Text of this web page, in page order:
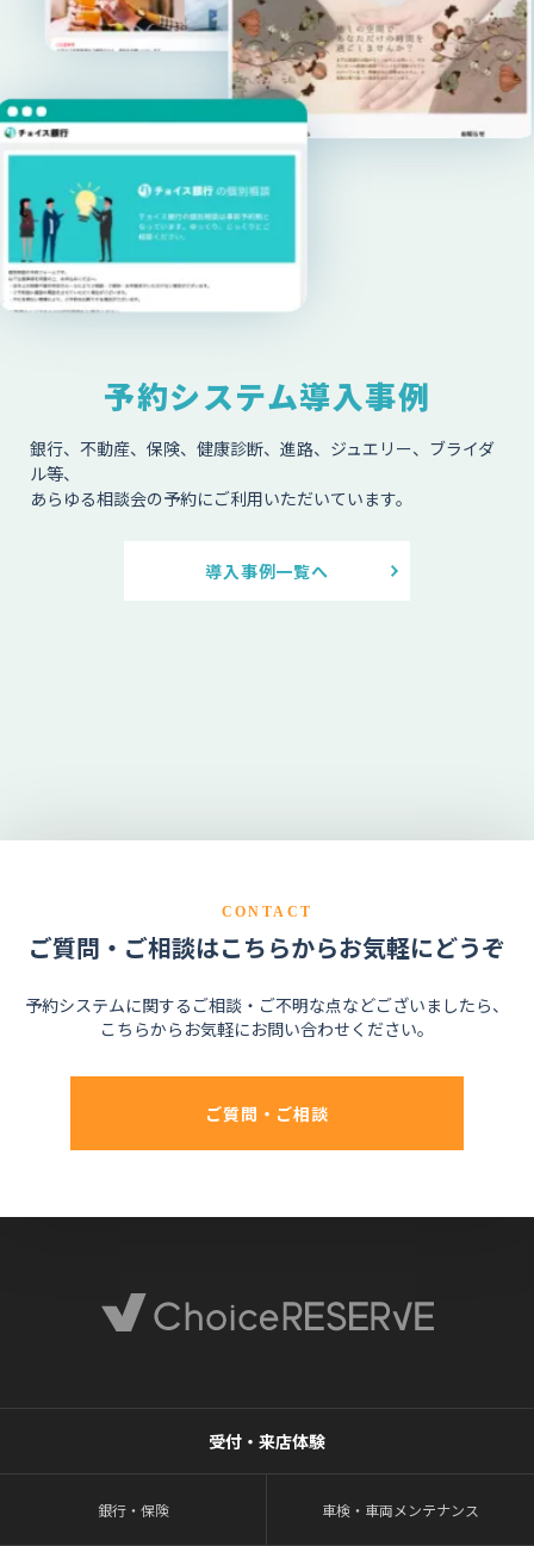
予約システム導入事例
銀行、不動産、保険、健康診断、進路、ジュエリー、ブライダ
ル等、
あらゆる相談会の予約にご利用いただいています。
導入事例一覧へ
CONTACT
ご質問・ご相談はこちらからお気軽にどうぞ
予約システムに関するご相談・ご不明な点などございましたら、
こちらからお気軽にお問い合わせください。
ご質問・ご相談
受付・来店体験
銀行・保険 車検・車両メンテナンス